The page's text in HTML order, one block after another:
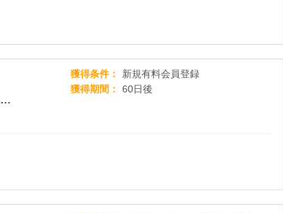
【年割プラン申込】オトバンク オーディオブック申込
獲得条件
新規有料会員登録
獲得期間
60日後